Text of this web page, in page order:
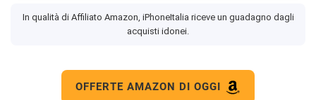
In qualità di Affiliato Amazon, iPhoneItalia riceve un guadagno dagli
acquisti idonei.
OFFERTE AMAZON DI OGGI